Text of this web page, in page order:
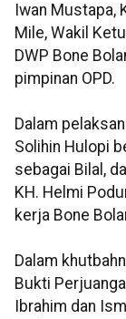
Iwan Mustapa,
Mile, Wakil
DWP Bone
pimpinan OPD.
Dalam
Solihin Hulopi
sebagai Bilal,
KH. Helmi
kerja Bone
Dalam
Bukti
Ibrahim dan